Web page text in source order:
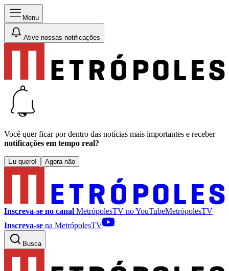
Menu
Ative nossas notificações
Você quer ficar por dentro das notícias mais importantes e receber
notificações em tempo real?
Eu quero! Agora não
Inscreva-se no canal MetrópolesTV noYouTubeMetrópolesTV
Inscreva-se na MetrópolesTV
Busca